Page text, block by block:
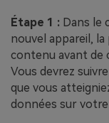
Étape 1 : Dans le
nouvel appareil,
contenu avant de
Vous devrez
que vous
données sur